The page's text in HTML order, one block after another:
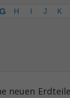
G H I J K
neuen